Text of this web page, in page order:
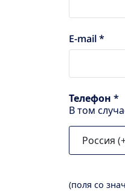
E-mail *
Телефон *
В том
(поля со